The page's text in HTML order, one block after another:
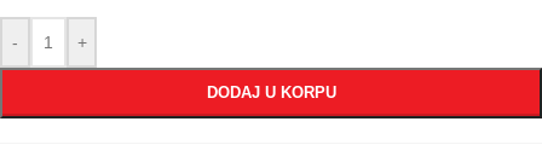
- +
DODAJ U KORPU